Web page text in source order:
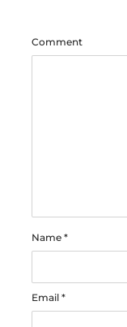
Comment
Name *
Email *